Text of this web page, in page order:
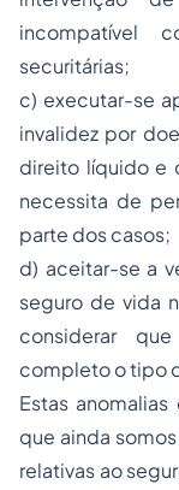
incompatível
securitárias;
c) executar-se
invalidez por
direito líquido e
necessita de
parte dos casos;
d) aceitar-se a
seguro de vida
considerar
completo o tipo
Estas
que ainda
relativas ao